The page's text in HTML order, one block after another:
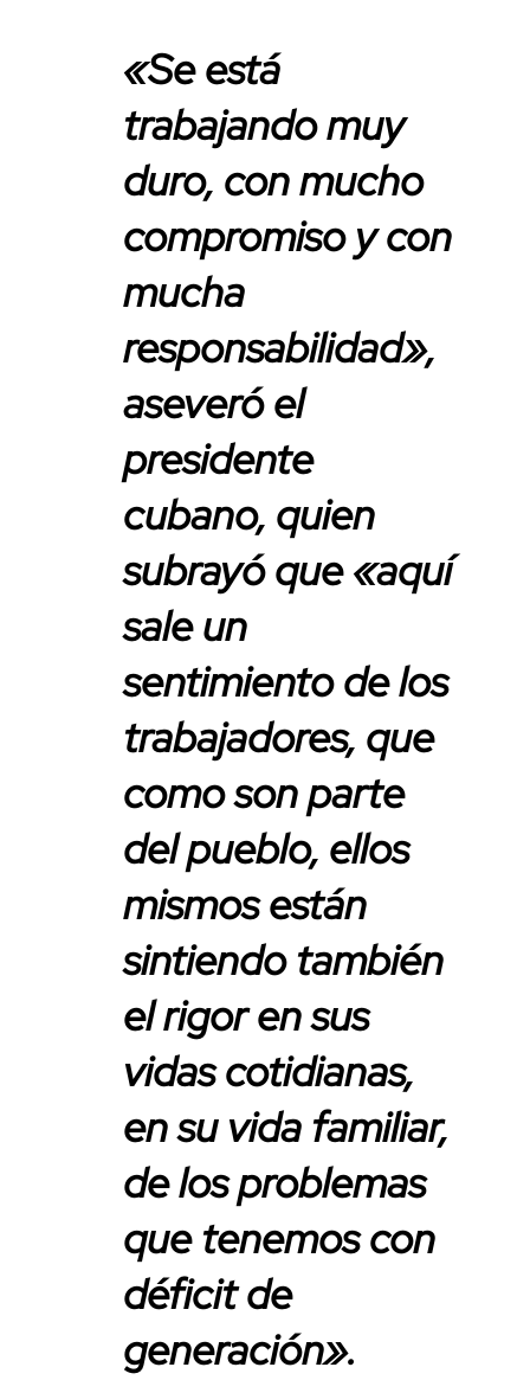
«Se está
trabajando muy
duro, con mucho
compromiso y con
mucha
responsabilidad»,
aseveró el
presidente
cubano, quien
subrayó que «aquí
sale un
sentimiento de los
trabajadores, que
como son parte
del pueblo, ellos
mismos están
sintiendo también
el rigor en sus
vidas cotidianas,
en su vida familiar,
de los problemas
que tenemos con
déficit de
generación».